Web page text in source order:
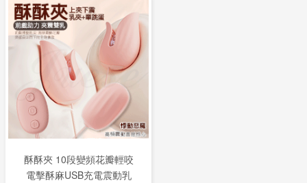
酥酥夾 10段變頻花瓣輕咬
電擊酥麻USB充電震動乳